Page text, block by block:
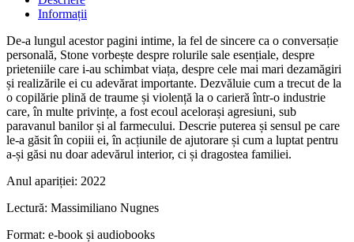
Informații
De-a lungul acestor pagini intime, la fel de sincere ca o conversație
personală, Stone vorbește despre rolurile sale esențiale, despre
prieteniile care i-au schimbat viața, despre cele mai mari dezamăgiri
și realizările ei cu adevărat importante. Dezvăluie cum a trecut de la
o copilărie plină de traume și violență la o carieră într-o industrie
care, în multe privințe, a fost ecoul acelorași agresiuni, sub
paravanul banilor și al farmecului. Descrie puterea și sensul pe care
le-a găsit în copiii ei, în acțiunile de ajutorare și cum a luptat pentru
a-și găsi nu doar adevărul interior, ci și dragostea familiei.
Anul apariției: 2022
Lectură: Massimiliano Nugnes
Format: e-book și audiobooks